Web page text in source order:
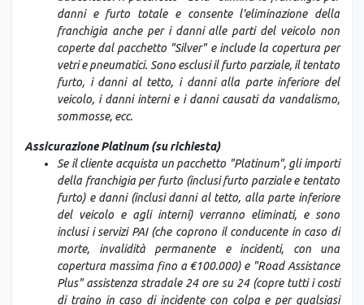
danni e furto totale e consente l'eliminazione della
franchigia anche per i danni alle parti del veicolo non
coperte dal pacchetto "Silver" e include la copertura per
vetri e pneumatici. Sono esclusi il furto parziale, il tentato
furto, i danni al tetto, i danni alla parte inferiore del
veicolo, i danni interni e i danni causati da vandalismo,
sommosse, ecc.
Assicurazione Platinum (su richiesta)
Se il cliente acquista un pacchetto "Platinum", gli importi
della franchigia per furto (inclusi furto parziale e tentato
furto) e danni (inclusi danni al tetto, alla parte inferiore
del veicolo e agli interni) verranno eliminati, e sono
inclusi i servizi PAI (che coprono il conducente in caso di
morte, invalidità permanente e incidenti, con una
copertura massima fino a €100.000) e "Road Assistance
Plus" assistenza stradale 24 ore su 24 (copre tutti i costi
di traino in caso di incidente con colpa e per qualsiasi